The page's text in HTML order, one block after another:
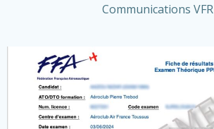
Communications VFR